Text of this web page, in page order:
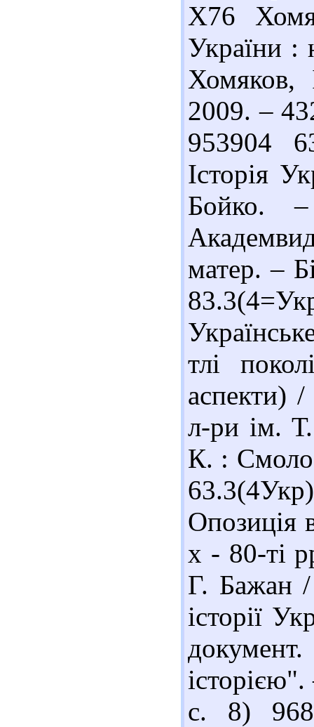
Х76
України :
2009. –
953904
Історія
Бойко.
матер. –
тлі
аспекти)
л-ри ім.
К. :
Опозиція
х - 80-ті
Г. Бажан /
історії
с. 8)